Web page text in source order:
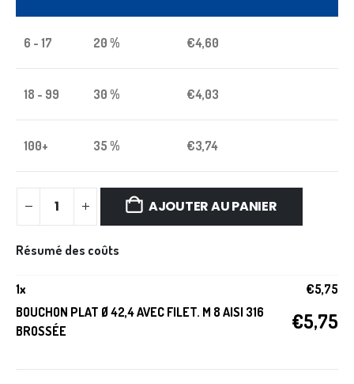
6 - 17 20 % €4,60
18 - 99 30 % €4,03
100+ 35 % €3,74
AJOUTER AU PANIER
Résumé des coûts
1x €5,75
BOUCHON PLAT Ø 42,4 AVEC FILET. M 8 AISI 316
BROSSÉE
€5,75